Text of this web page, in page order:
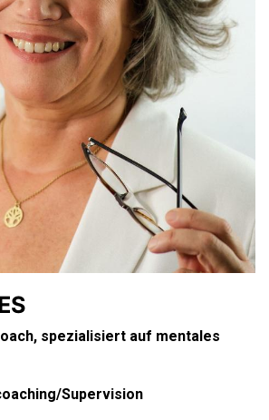
spezialisiert auf mentales
Supervision